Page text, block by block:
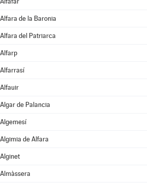
Alfara de la Baronia
Alfara del Patriarca
Alfarp
Alfarrasí
Alfauir
Algar de Palancia
Algemesí
Algimia de Alfara
Alginet
Almàssera